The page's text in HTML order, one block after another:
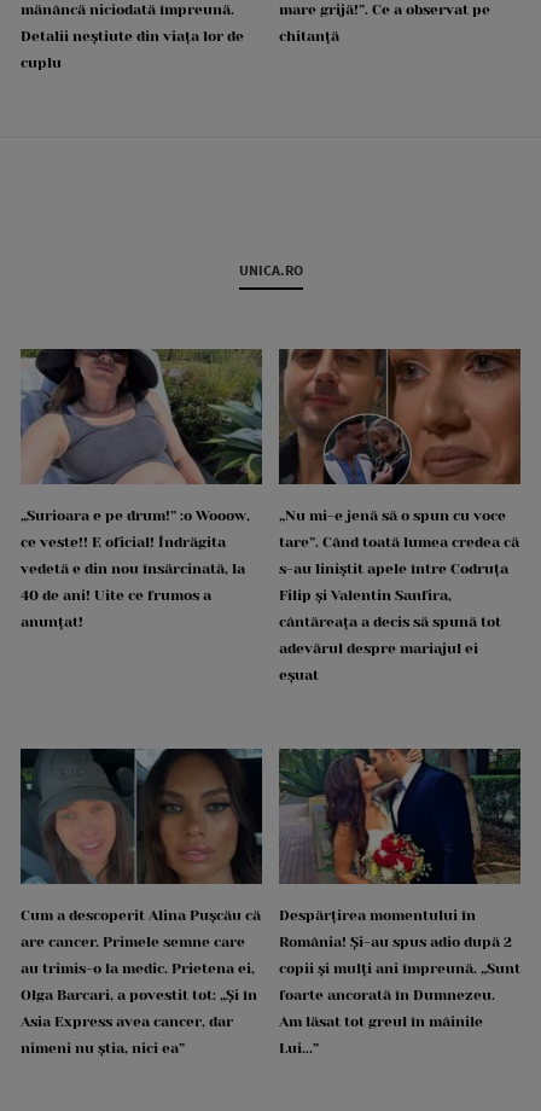
mănâncă niciodată împreună.
Detalii neștiute din viața lor de
cuplu
mare grijă!”. Ce a observat pe
chitanță
UNICA.RO
„Surioara e pe drum!” :o Wooow,
ce veste!! E oficial! Îndrăgita
vedetă e din nou însărcinată, la
40 de ani! Uite ce frumos a
anunțat!
„Nu mi-e jenă să o spun cu voce
tare”. Când toată lumea credea că
s-au liniștit apele între Codruța
Filip și Valentin Sanfira,
cântăreața a decis să spună tot
adevărul despre mariajul ei
eșuat
Cum a descoperit Alina Pușcău că
are cancer. Primele semne care
au trimis-o la medic. Prietena ei,
Olga Barcari, a povestit tot: „Și în
Asia Express avea cancer, dar
nimeni nu știa, nici ea”
Despărțirea momentului în
România! Și-au spus adio după 2
copii și mulți ani împreună. „Sunt
foarte ancorată în Dumnezeu.
Am lăsat tot greul în mâinile
Lui...”